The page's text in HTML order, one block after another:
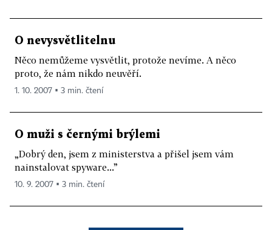
O nevysvětlitelnu
Něco nemůžeme vysvětlit, protože nevíme. A něco
proto, že nám nikdo neuvěří.
1. 10. 2007 ▪ 3 min. čtení
O muži s černými brýlemi
„Dobrý den, jsem z ministerstva a přišel jsem vám
nainstalovat spyware...”
10. 9. 2007 ▪ 3 min. čtení